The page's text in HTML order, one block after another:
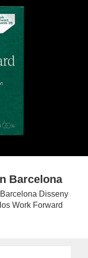
Barcelona
Disseny
Work Forward